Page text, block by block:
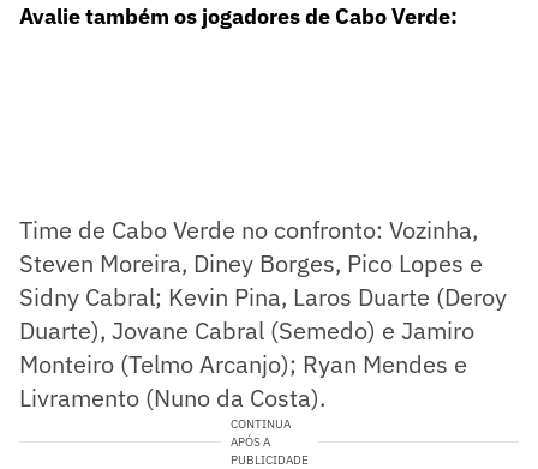
Avalie também os jogadores de Cabo Verde:
Time de Cabo Verde no confronto: Vozinha,
Steven Moreira, Diney Borges, Pico Lopes e
Sidny Cabral; Kevin Pina, Laros Duarte (Deroy
Duarte), Jovane Cabral (Semedo) e Jamiro
Monteiro (Telmo Arcanjo); Ryan Mendes e
Livramento (Nuno da Costa).
CONTINUA
APÓS A
PUBLICIDADE